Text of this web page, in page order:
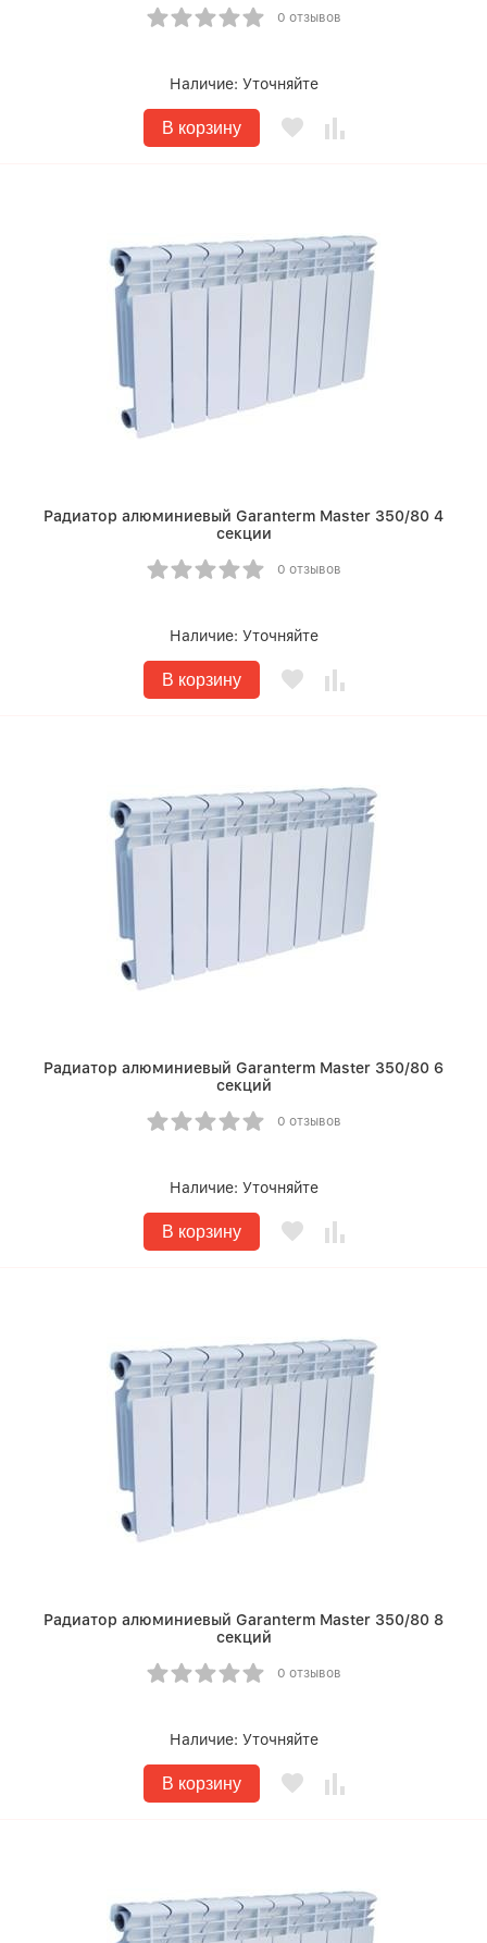
0 отзывов
Наличие: Уточняйте
В корзину
Радиатор алюминиевый Garanterm Master 350/80 4
секции
0 отзывов
Наличие: Уточняйте
В корзину
Радиатор алюминиевый Garanterm Master 350/80 6
секций
0 отзывов
Наличие: Уточняйте
В корзину
Радиатор алюминиевый Garanterm Master 350/80 8
секций
0 отзывов
Наличие: Уточняйте
В корзину